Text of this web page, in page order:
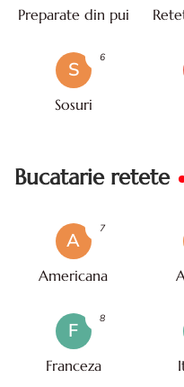
Preparate din pui
S
Sosuri
6
Bucatarie retete
A
Americana
7
F
Franceza
8